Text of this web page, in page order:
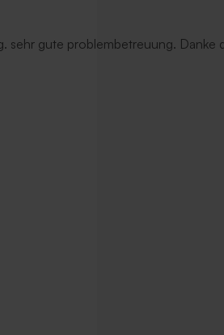
sehr gute problembetreuung. Danke